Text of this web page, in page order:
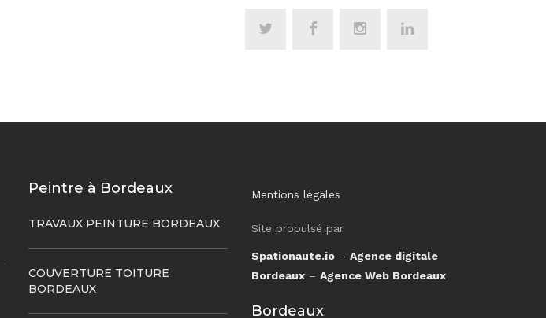
Peintre à Bordeaux
TRAVAUX PEINTURE BORDEAUX
COUVERTURE TOITURE
BORDEAUX
Mentions légales
Site propulsé par
Spationaute.io– Agence digitale
Bordeaux– Agence Web Bordeaux
Bordeaux